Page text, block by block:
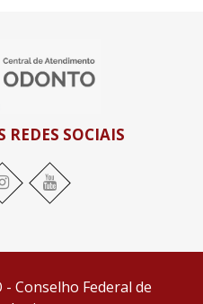
SOCIAIS
Instagram YouTube
Conselho Federal de